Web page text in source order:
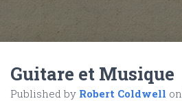
Guitare et Musique
Published by Robert Coldwell on